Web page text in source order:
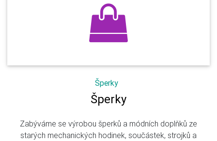
Šperky
Šperky
Zabýváme se výrobou šperků a módních doplňků ze
starých mechanických hodinek, součástek, strojků a